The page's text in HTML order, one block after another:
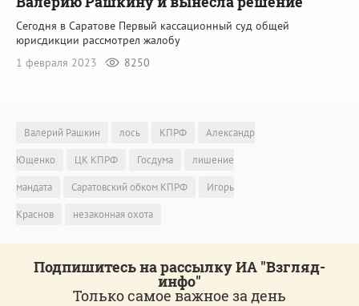
Сегодня в Саратове Первый кассационный суд общей
юрисдикции рассмотрел жалобу
1 февраля 2023
8250
Валерий Рашкин лось КПРФ
Александр
Ющенко
ЦК КПРФ Госдума
лишение
мандата
Саратовский обком КПРФ
Игорь
Краснов
незаконная охота
Подпишитесь на рассылку ИА "Взгляд-
инфо"
Только самое важное за день